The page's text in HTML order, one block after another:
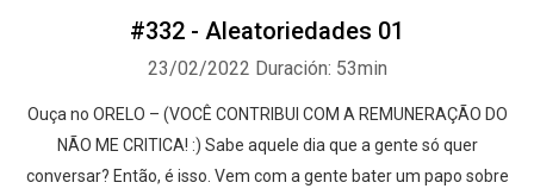
#332 - Aleatoriedades 01
23/02/2022 Duración: 53min
Ouça no ORELO – (VOCÊ CONTRIBUI COM A REMUNERAÇÃO DO
NÃO ME CRITICA! :) Sabe aquele dia que a gente só quer
conversar? Então, é isso. Vem com a gente bater um papo sobre